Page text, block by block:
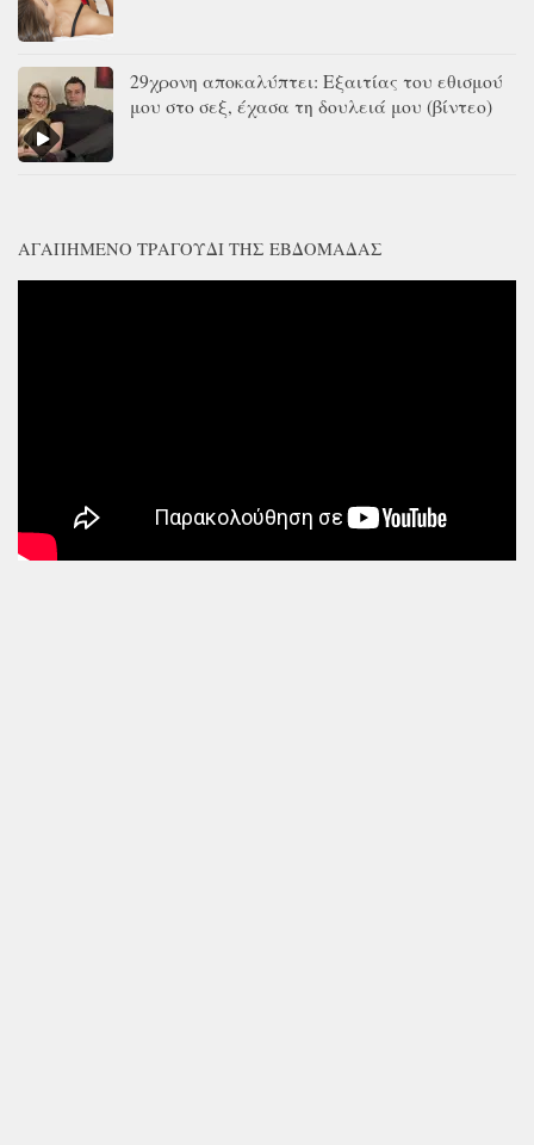
29χρονη αποκαλύπτει: Εξαιτίας του εθισμού
μου στο σεξ, έχασα τη δουλειά μου (βίντεο)
ΑΓΑΠΗΜΈΝΟ ΤΡΑΓΟΎΔΙ ΤΗΣ ΕΒΔΟΜΆΔΑΣ